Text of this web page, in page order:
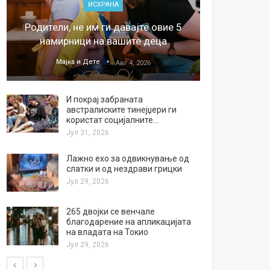
ИСХРАНА
Родители, не им ги давајте овие 5
намирници на вашите деца
Мајка и Дете Авг 4, 2026
И покрај забраната
австралиските тинејџери ги
користат социјалните…
Јул 31, 2026
Лажно ехо за одвикнување од
слатки и од нездрави грицки
Јул 29, 2026
265 двојки се венчале
благодарение на апликацијата
на владата на Токио
Јул 29, 2026